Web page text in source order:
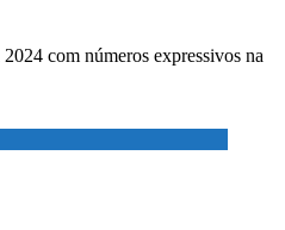
com números expressivos na